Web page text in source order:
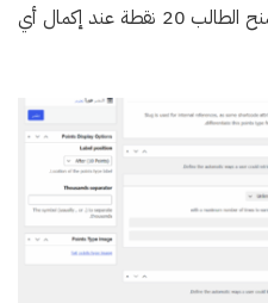
على سبيل المثال، أنشأت قاعدة تمنح الطالب 20 نقطة عند إكمال أي